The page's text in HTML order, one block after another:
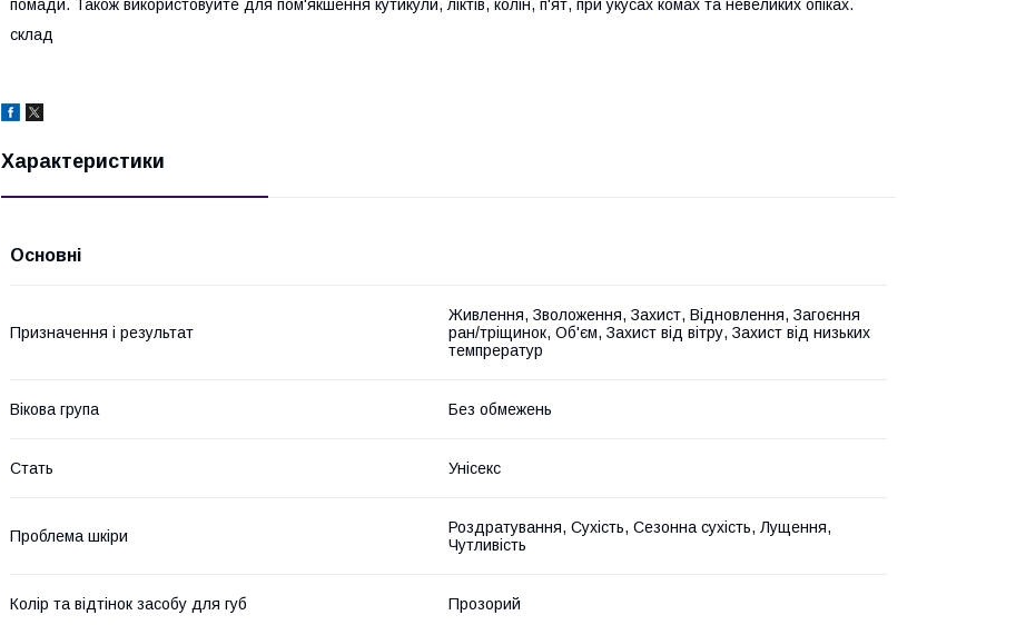
помади. Також використовуйте для пом'якшення кутикули, ліктів, колін, п'ят, при укусах комах та невеликих опіках.
склад
Характеристики
Основні
Призначення і результат
Живлення, Зволоження, Захист, Відновлення, Загоєння
ран/тріщинок, Об'єм, Захист від вітру, Захист від низьких
темпрератур
Вікова група Без обмежень
Стать Унісекс
Проблема шкіри
Роздратування, Сухість, Сезонна сухість, Лущення,
Чутливість
Колір та відтінок засобу для губ Прозорий